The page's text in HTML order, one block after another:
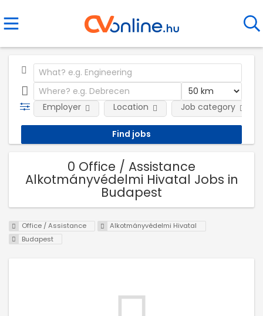
Employer Location Job category
0 Office / Assistance
Alkotmányvédelmi Hivatal Jobs in
Budapest
Office / Assistance
Alkotmányvédelmi Hivatal
Budapest